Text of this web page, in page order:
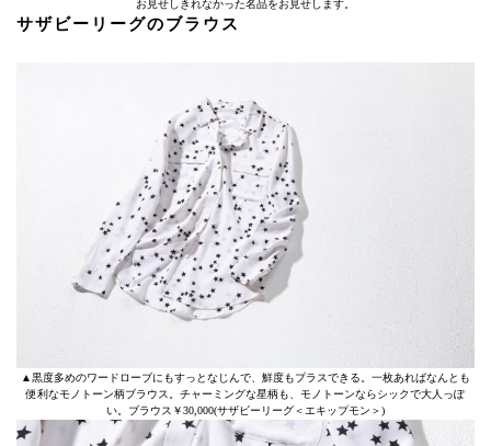
お見せしきれなかった名品をお見せします。
サザビーリーグのブラウス
▲黒度多めのワードローブにもすっとなじんで、鮮度もプラスできる。一枚あればなんとも
便利なモノトーン柄ブラウス。チャーミングな星柄も、モノトーンならシックで大人っぽ
い。ブラウス￥30,000(サザビーリーグ＜エキップモン＞)